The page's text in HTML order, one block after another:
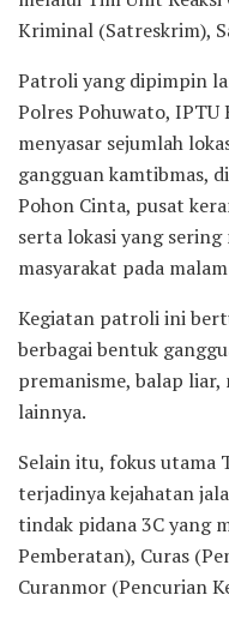
Kriminal (Satreskrim),
Patroli yang dipimpin
Polres Pohuwato, IPTU
menyasar sejumlah
gangguan kamtibmas,
Pohon Cinta, pusat
serta lokasi yang
masyarakat pada
Kegiatan patroli ini
berbagai bentuk
premanisme, balap
lainnya.
Selain itu, fokus utama
terjadinya kejahatan
tindak pidana 3C yang
Pemberatan), Curas
Curanmor (Pencurian